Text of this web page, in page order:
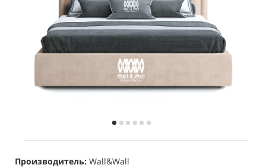
Производитель: Wall&Wall